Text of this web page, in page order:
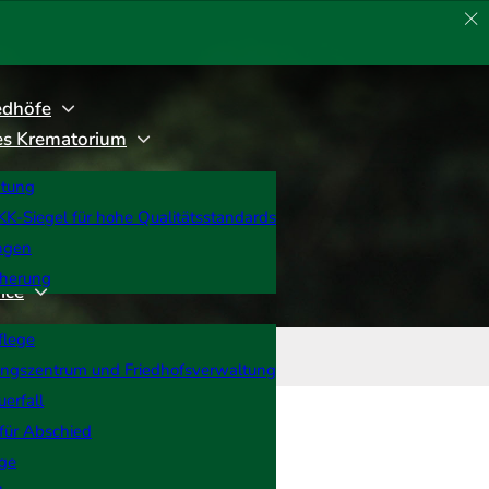
Krematorium
Siegel für hohe Qualitätsstandards
und Friedhofsverwaltung
Abschied